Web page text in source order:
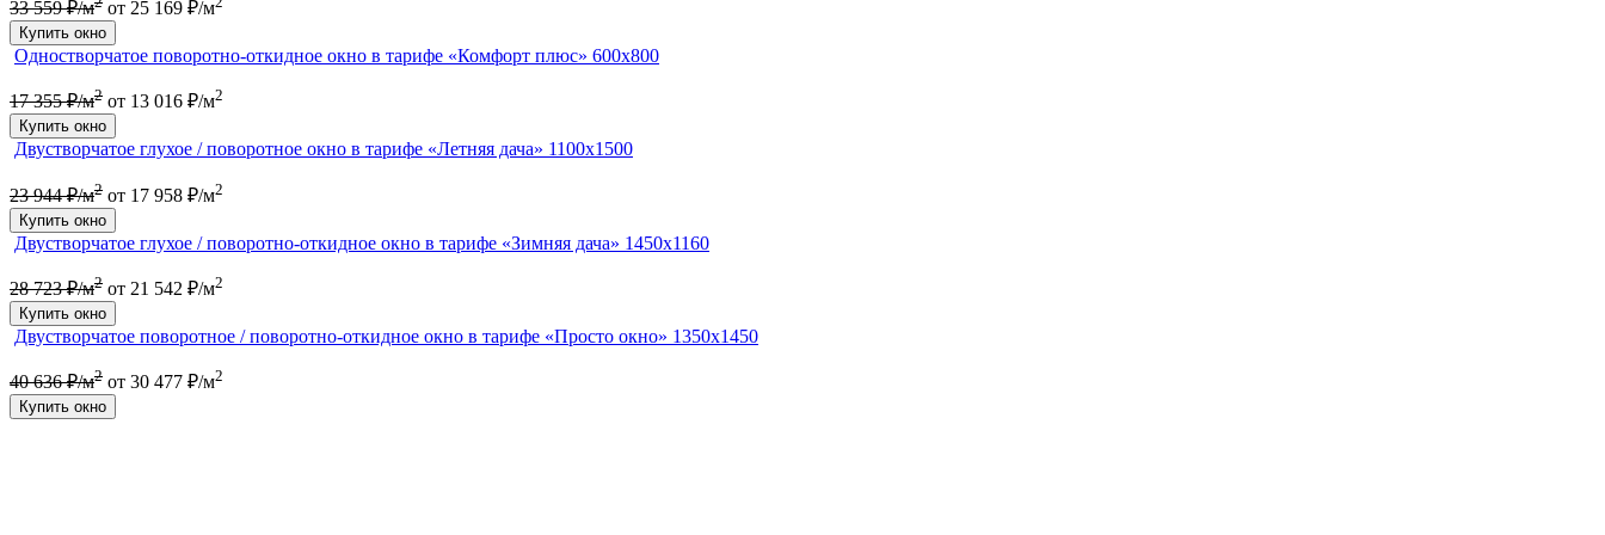
33 559 ₽/м от 25 169 ₽/м
Купить окно
Одностворчатое поворотно-откидное окно в тарифе «Комфорт плюс» 600х800
17 355 ₽/м2 от 13 016 ₽/м2
Купить окно
Двустворчатое глухое / поворотное окно в тарифе «Летняя дача» 1100х1500
23 944 ₽/м2 от 17 958 ₽/м2
Купить окно
Двустворчатое глухое / поворотно-откидное окно в тарифе «Зимняя дача» 1450х1160
28 723 ₽/м2 от 21 542 ₽/м2
Купить окно
Двустворчатое поворотное / поворотно-откидное окно в тарифе «Просто окно» 1350х1450
40 636 ₽/м2 от 30 477 ₽/м2
Купить окно